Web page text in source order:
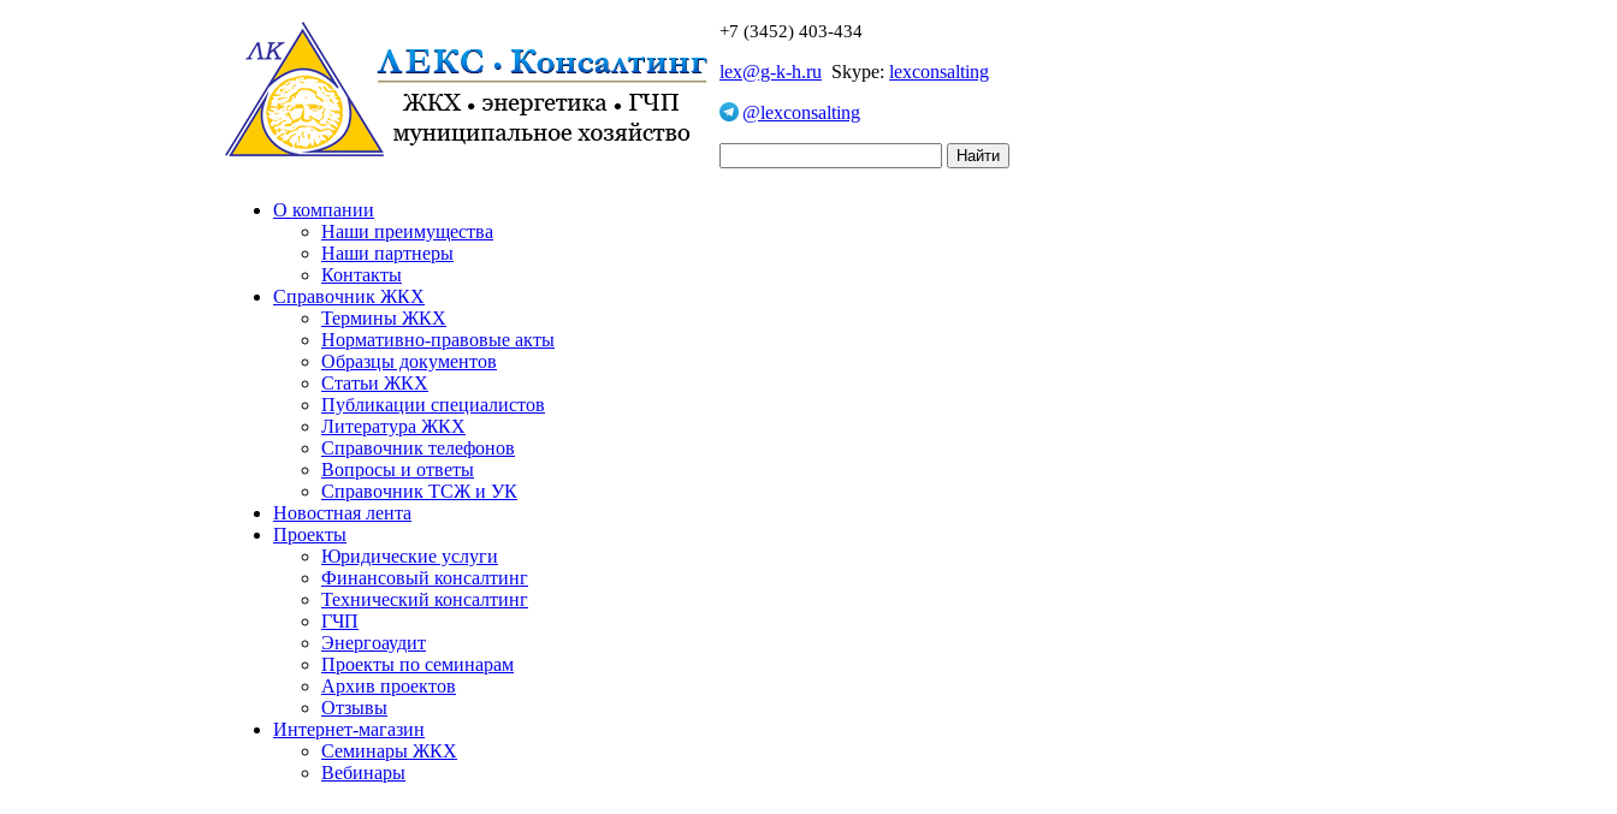
+7 (3452) 403-434
lex@g-k-h.ru Skype: lexconsalting
@lexconsalting
О компании
Наши преимущества
Наши партнеры
Контакты
Справочник ЖКХ
Термины ЖКХ
Нормативно-правовые акты
Образцы документов
Статьи ЖКХ
Публикации специалистов
Литература ЖКХ
Справочник телефонов
Вопросы и ответы
Справочник ТСЖ и УК
Новостная лента
Проекты
Юридические услуги
Финансовый консалтинг
Технический консалтинг
ГЧП
Энергоаудит
Проекты по семинарам
Архив проектов
Отзывы
Интернет-магазин
Семинары ЖКХ
Вебинары